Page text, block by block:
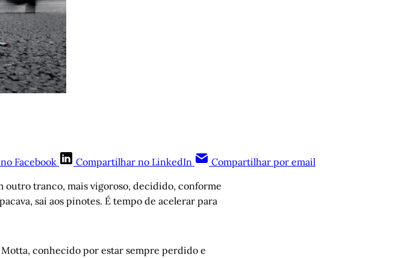
Facebook Compartilhar no LinkedIn Compartilhar por email
outro tranco, mais vigoroso, decidido, conforme
sai aos pinotes. É tempo de acelerar para
conhecido por estar sempre perdido e